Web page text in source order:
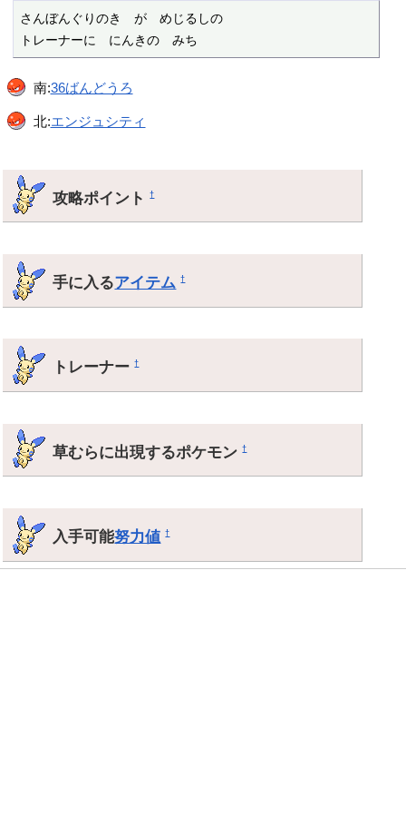
さんぼんぐりのき　が　めじるしの
トレーナーに　にんきの　みち
南:36ばんどうろ
北:エンジュシティ
攻略ポイント†
手に入るアイテム †
トレーナー†
草むらに出現するポケモン†
入手可能努力値 †